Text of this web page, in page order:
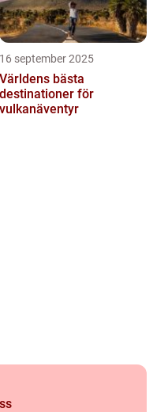
16 september 2025
Världens bästa
destinationer för
vulkanäventyr